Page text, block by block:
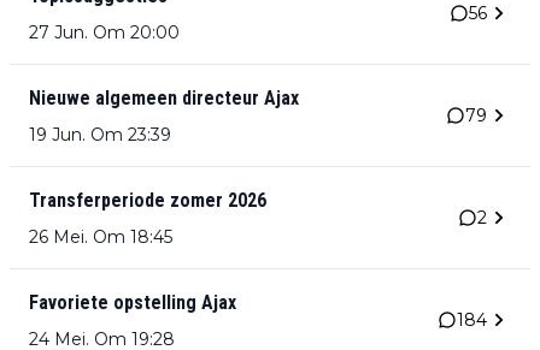
27 Jun. Om 20:00
56
Nieuwe algemeen directeur Ajax
19 Jun. Om 23:39
79
Transferperiode zomer 2026
26 Mei. Om 18:45
2
Favoriete opstelling Ajax
24 Mei. Om 19:28
184